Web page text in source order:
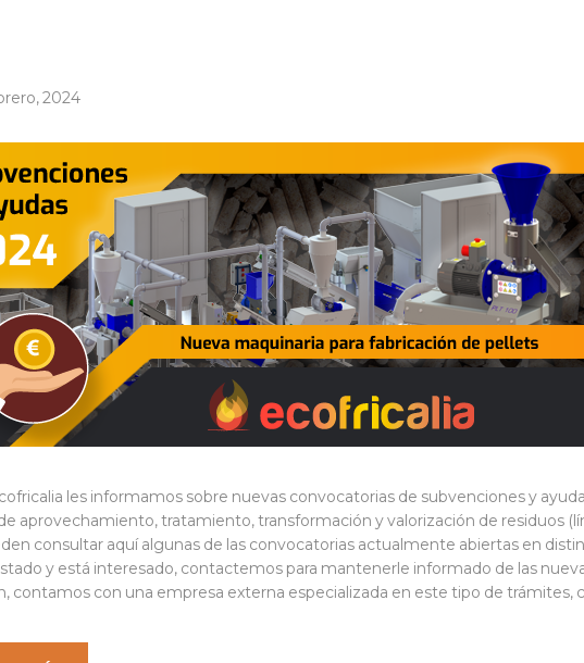
2024
les informamos sobre nuevas convocatorias de subvenciones y
aprovechamiento, tratamiento, transformación y valorización de residuos
consultar aquí algunas de las convocatorias actualmente abiertas en
y está interesado, contactemos para mantenerle informado de las
contamos con una empresa externa especializada en este tipo de trámites,